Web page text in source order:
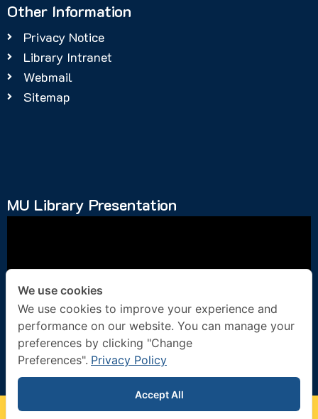
Other Information
Privacy Notice
Library Intranet
Webmail
Sitemap
MU Library Presentation
Social Media
We use cookies
We use cookies to improve your experience and
performance on our website. You can manage your
preferences by clicking "Change
Preferences". Privacy Policy
Accept All